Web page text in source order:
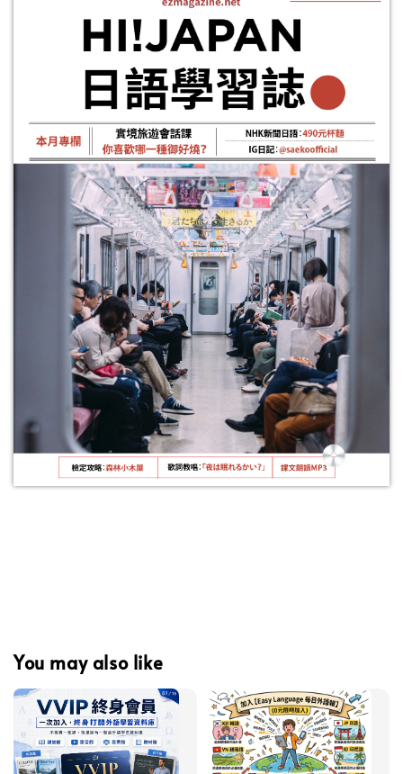
You may also like